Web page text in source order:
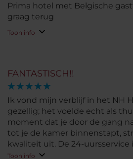
Prima hotel met Belgische
graag terug
Toon info
FANTASTISCH!!
Ik vond mijn verblijf in het NH
gezellig; het voelde echt als
moment dat je door de gang
tot je de kamer binnenstapt,
kwaliteit uit. De 24-uursservice
meerwaarde: op elk moment
Toon info